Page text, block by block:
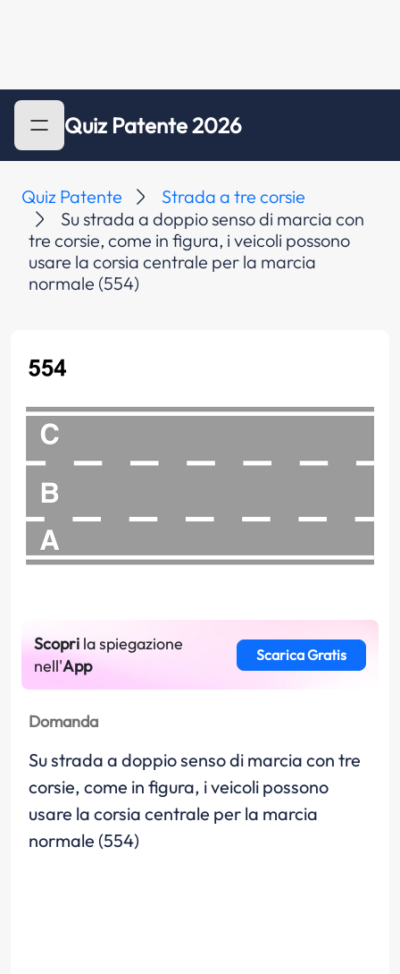
Quiz Patente 2026
Quiz Patente
Strada a tre corsie
Su strada a doppio senso di marcia con
tre corsie, come in figura, i veicoli possono
usare la corsia centrale per la marcia
normale (554)
Scopri la spiegazione
nell'App
Scarica Gratis
Domanda
Su strada a doppio senso di marcia con tre
corsie, come in figura, i veicoli possono
usare la corsia centrale per la marcia
normale (554)